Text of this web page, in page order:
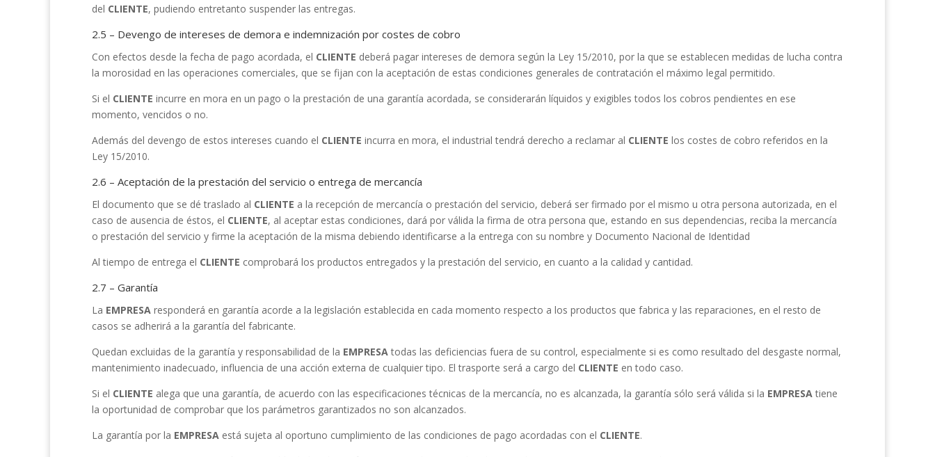
del CLIENTE, pudiendo entretanto suspender las entregas.
2.5 – Devengo de intereses de demora e indemnización por costes de cobro
Con efectos desde la fecha de pago acordada, el CLIENTE deberá pagar intereses de demora según la Ley 15/2010, por la que se establecen medidas de lucha contra
la morosidad en las operaciones comerciales, que se fijan con la aceptación de estas condiciones generales de contratación el máximo legal permitido.
Si el CLIENTE incurre en mora en un pago o la prestación de una garantía acordada, se considerarán líquidos y exigibles todos los cobros pendientes en ese
momento, vencidos o no.
Además del devengo de estos intereses cuando el CLIENTE incurra en mora, el industrial tendrá derecho a reclamar al CLIENTE los costes de cobro referidos en la
Ley 15/2010.
2.6 – Aceptación de la prestación del servicio o entrega de mercancía
El documento que se dé traslado al CLIENTE a la recepción de mercancía o prestación del servicio, deberá ser firmado por el mismo u otra persona autorizada, en el
caso de ausencia de éstos, el CLIENTE, al aceptar estas condiciones, dará por válida la firma de otra persona que, estando en sus dependencias, reciba la mercancía
o prestación del servicio y firme la aceptación de la misma debiendo identificarse a la entrega con su nombre y Documento Nacional de Identidad
Al tiempo de entrega el CLIENTE comprobará los productos entregados y la prestación del servicio, en cuanto a la calidad y cantidad.
2.7 – Garantía
La EMPRESA responderá en garantía acorde a la legislación establecida en cada momento respecto a los productos que fabrica y las reparaciones, en el resto de
casos se adherirá a la garantía del fabricante.
Quedan excluidas de la garantía y responsabilidad de la EMPRESAtodas las deficiencias fuera de su control, especialmente si es como resultado del desgaste normal,
mantenimiento inadecuado, influencia de una acción externa de cualquier tipo. El trasporte será a cargo del CLIENTE en todo caso.
Si el CLIENTE alega que una garantía, de acuerdo con las especificaciones técnicas de la mercancía, no es alcanzada, la garantía sólo será válida si la EMPRESAtiene
la oportunidad de comprobar que los parámetros garantizados no son alcanzados.
La garantía por la EMPRESA está sujeta al oportuno cumplimiento de las condiciones de pago acordadas con el CLIENTE.